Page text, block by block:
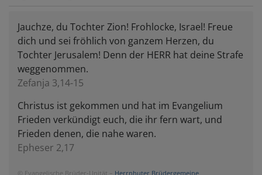
Jauchze, du Tochter Zion! Frohlocke, Israel! Freue
dich und sei fröhlich von ganzem Herzen, du
Tochter Jerusalem! Denn der HERR hat deine Strafe
weggenommen.
Zefanja 3,14-15
Christus ist gekommen und hat im Evangelium
Frieden verkündigt euch, die ihr fern wart, und
Frieden denen, die nahe waren.
Epheser 2,17
© Evangelische Brüder-Unität – Herrnhuter Brüdergemeine